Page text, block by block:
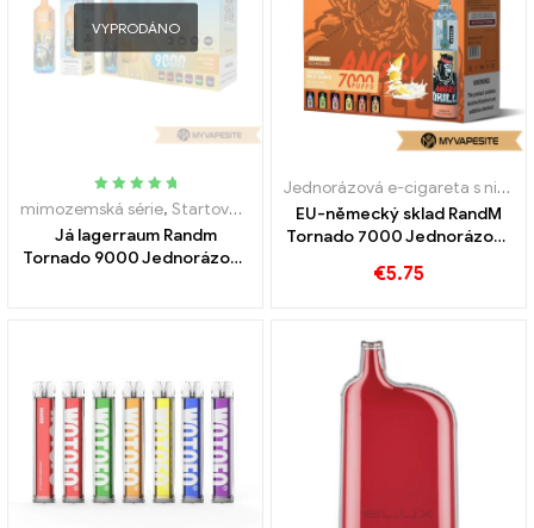
VYPRODÁNO
Hodnoceno
mimozemská série, Startovací sada e-cigaret ,Jednorázové e-
Já lagerraum Randm
Tornado 9000 Jednorázová
Jednorázová e-cigareta s nikotinem
EU-německý sklad RandM
Tornado 7000 Jednorázová
€5.75